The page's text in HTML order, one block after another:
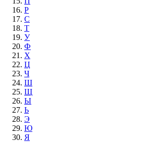
Р
С
Т
У
Ф
Х
Ц
Ч
Ш
Щ
Ы
Ь
Э
Ю
Я